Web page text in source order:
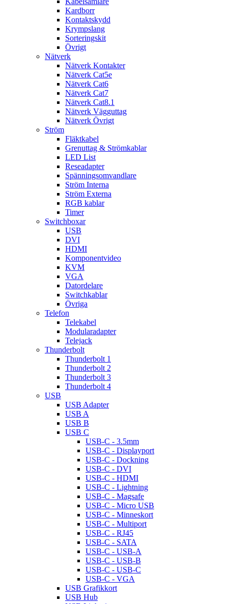
Kardborr
Kontaktskydd
Krympslang
Sorteringskit
Övrigt
Nätverk
Nätverk Kontakter
Nätverk Cat5e
Nätverk Cat6
Nätverk Cat7
Nätverk Cat8.1
Nätverk Vägguttag
Nätverk Övrigt
Ström
Fläktkabel
Grenuttag & Strömkablar
LED List
Reseadapter
Spänningsomvandlare
Ström Interna
Ström Externa
RGB kablar
Timer
Switchboxar
USB
DVI
HDMI
Komponentvideo
KVM
VGA
Datordelare
Switchkablar
Övriga
Telefon
Telekabel
Modularadapter
Telejack
Thunderbolt
Thunderbolt 1
Thunderbolt 2
Thunderbolt 3
Thunderbolt 4
USB
USB Adapter
USB A
USB B
USB C
USB-C - 3.5mm
USB-C - Displayport
USB-C - Dockning
USB-C - DVI
USB-C - HDMI
USB-C - Lightning
USB-C - Magsafe
USB-C - Micro USB
USB-C - Minneskort
USB-C - Multiport
USB-C - RJ45
USB-C - SATA
USB-C - USB-A
USB-C - USB-B
USB-C - USB-C
USB-C - VGA
USB Grafikkort
USB Hub